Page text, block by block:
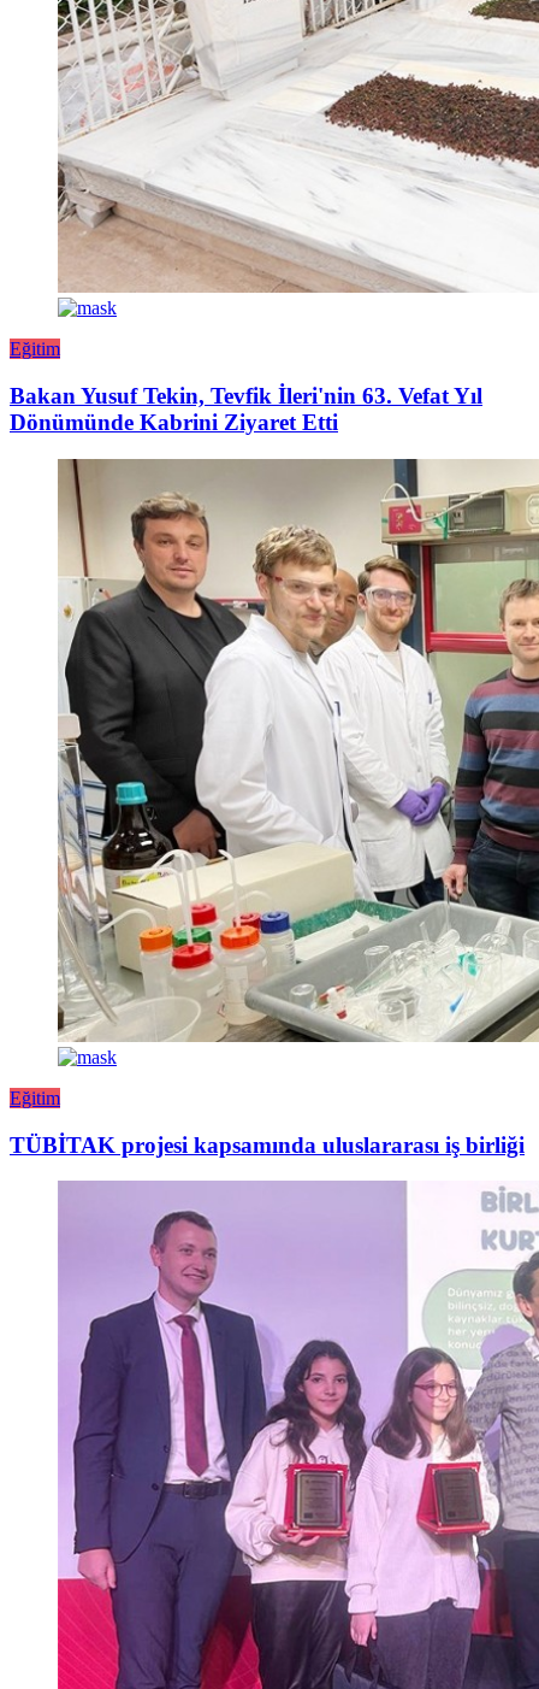
Eğitim
Bakan Yusuf Tekin, Tevfik İleri'nin 63. Vefat Yıl
Dönümünde Kabrini Ziyaret Etti
Eğitim
TÜBİTAK projesi kapsamında uluslararası iş birliği